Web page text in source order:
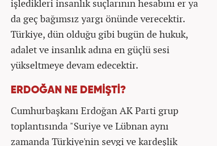
işledikleri insanlık suçlarının hesabını er ya
da geç bağımsız yargı önünde verecektir.
Türkiye, dün olduğu gibi bugün de hukuk,
adalet ve insanlık adına en güçlü sesi
yükseltmeye devam edecektir.
ERDOĞAN NE DEMİŞTİ?
Cumhurbaşkanı Erdoğan AK Parti grup
toplantısında "Suriye ve Lübnan aynı
zamanda Türkiye'nin sevgi ve kardeşlik